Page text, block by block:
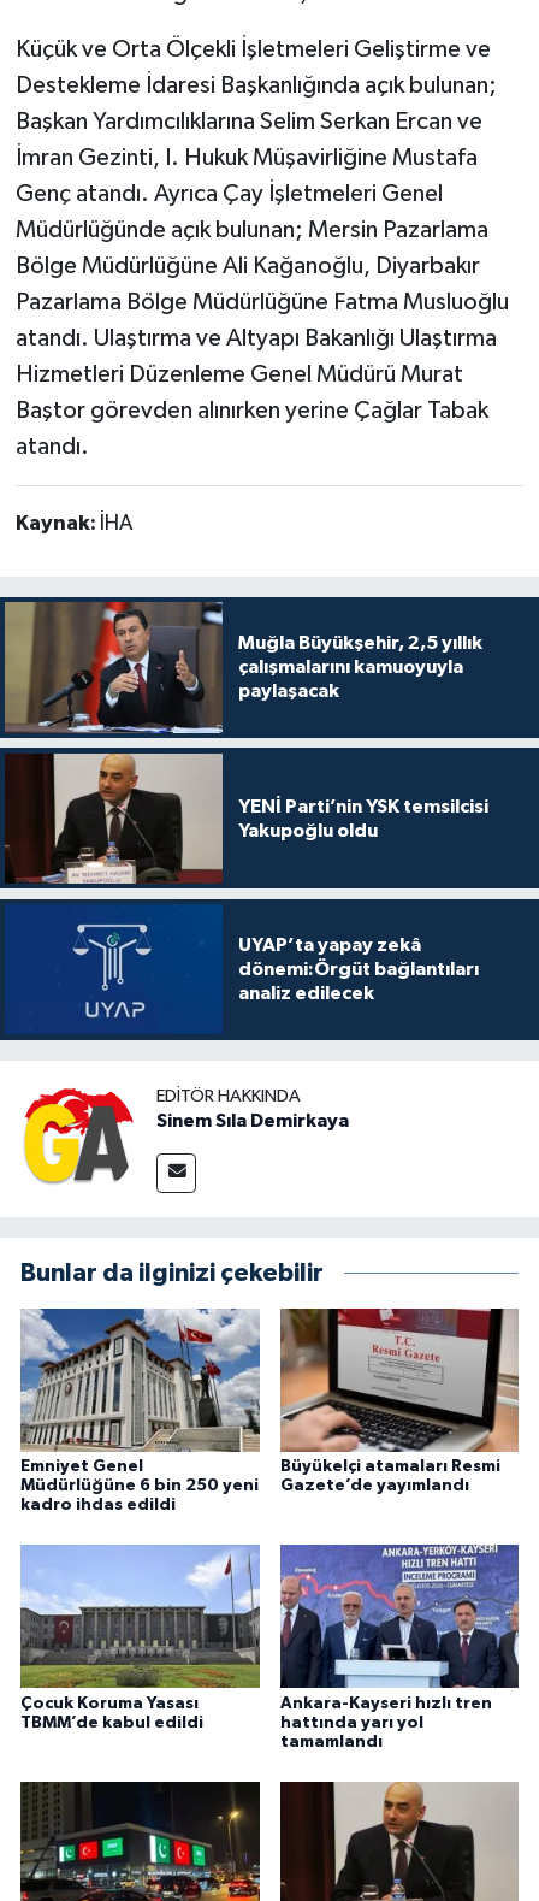
Küçük ve Orta Ölçekli İşletmeleri Geliştirme ve
Destekleme İdaresi Başkanlığında açık bulunan;
Başkan Yardımcılıklarına Selim Serkan Ercan ve
İmran Gezinti, I. Hukuk Müşavirliğine Mustafa
Genç atandı. Ayrıca Çay İşletmeleri Genel
Müdürlüğünde açık bulunan; Mersin Pazarlama
Bölge Müdürlüğüne Ali Kağanoğlu, Diyarbakır
Pazarlama Bölge Müdürlüğüne Fatma Musluoğlu
atandı. Ulaştırma ve Altyapı Bakanlığı Ulaştırma
Hizmetleri Düzenleme Genel Müdürü Murat
Baştor görevden alınırken yerine Çağlar Tabak
atandı.
Kaynak: İHA
Muğla Büyükşehir, 2,5 yıllık
çalışmalarını kamuoyuyla
paylaşacak
YENİ Parti’nin YSK temsilcisi
Yakupoğlu oldu
UYAP’ta yapay zekâ
dönemi:Örgüt bağlantıları
analiz edilecek
EDITÖR HAKKINDA
Sinem Sıla Demirkaya
Bunlar da ilginizi çekebilir
Emniyet Genel
Müdürlüğüne 6 bin 250 yeni
kadro ihdas edildi
Büyükelçi atamaları Resmi
Gazete’de yayımlandı
Çocuk Koruma Yasası
TBMM’de kabul edildi
Ankara-Kayseri hızlı tren
hattında yarı yol
tamamlandı